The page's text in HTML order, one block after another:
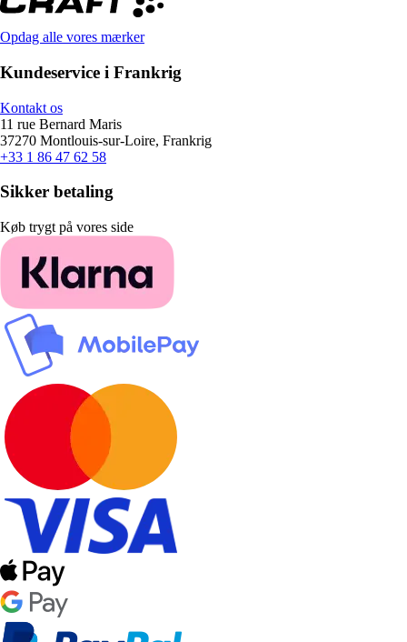
Opdag alle vores mærker
Kundeservice i Frankrig
Kontakt os
11 rue Bernard Maris
37270 Montlouis-sur-Loire, Frankrig
+33 1 86 47 62 58
Sikker betaling
Køb trygt på vores side